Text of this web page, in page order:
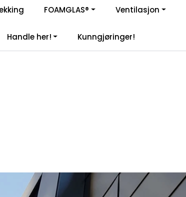
Enkelt kjøp, hentes i butikk (Sandefjord)
FOAMGLAS® Ventilasjon
Handle her! Kunngjøringer!